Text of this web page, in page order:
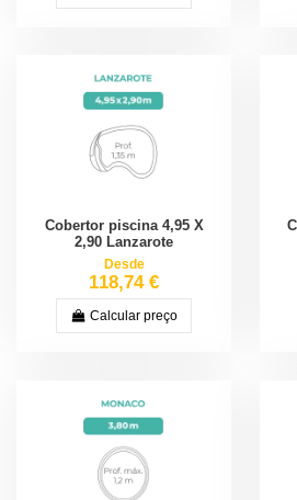
Cobertor piscina 4,95 X
2,90 Lanzarote
Desde
118,74 €
Calcular preço